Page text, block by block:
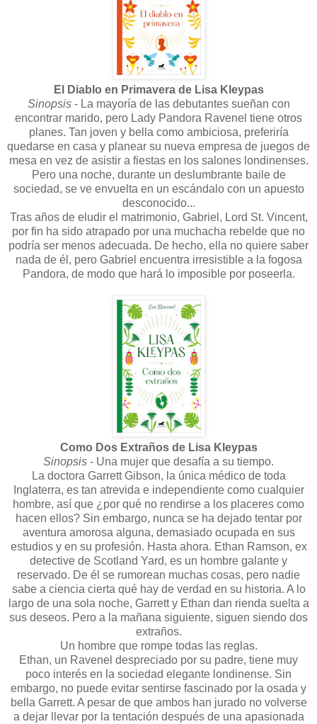
El Diablo en Primavera de Lisa Kleypas
Sinopsis - La mayoría de las debutantes sueñan con
encontrar marido, pero Lady Pandora Ravenel tiene otros
planes. Tan joven y bella como ambiciosa, preferiría
quedarse en casa y planear su nueva empresa de juegos de
mesa en vez de asistir a fiestas en los salones londinenses.
Pero una noche, durante un deslumbrante baile de
sociedad, se ve envuelta en un escándalo con un apuesto
desconocido...
Tras años de eludir el matrimonio, Gabriel, Lord St. Vincent,
por fin ha sido atrapado por una muchacha rebelde que no
podría ser menos adecuada. De hecho, ella no quiere saber
nada de él, pero Gabriel encuentra irresistible a la fogosa
Pandora, de modo que hará lo imposible por poseerla.
Como Dos Extraños de Lisa Kleypas
Sinopsis - Una mujer que desafía a su tiempo.
La doctora Garrett Gibson, la única médico de toda
Inglaterra, es tan atrevida e independiente como cualquier
hombre, así que ¿por qué no rendirse a los placeres como
hacen ellos? Sin embargo, nunca se ha dejado tentar por
aventura amorosa alguna, demasiado ocupada en sus
estudios y en su profesión. Hasta ahora. Ethan Ramson, ex
detective de Scotland Yard, es un hombre galante y
reservado. De él se rumorean muchas cosas, pero nadie
sabe a ciencia cierta qué hay de verdad en su historia. A lo
largo de una sola noche, Garrett y Ethan dan rienda suelta a
sus deseos. Pero a la mañana siguiente, siguen siendo dos
extraños.
Un hombre que rompe todas las reglas.
Ethan, un Ravenel despreciado por su padre, tiene muy
poco interés en la sociedad elegante londinense. Sin
embargo, no puede evitar sentirse fascinado por la osada y
bella Garrett. A pesar de que ambos han jurado no volverse
a dejar llevar por la tentación después de una apasionada